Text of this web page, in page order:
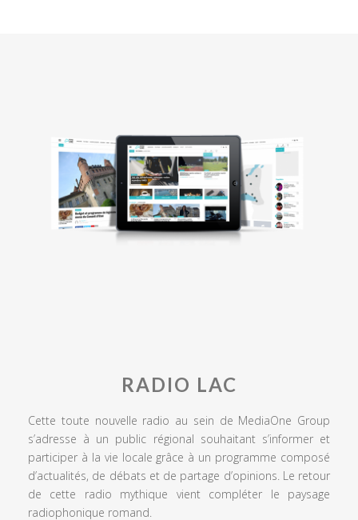
RADIO LAC
Cette toute nouvelle radio au sein de MediaOne Group
s’adresse à un public régional souhaitant s’informer et
participer à la vie locale grâce à un programme composé
d’actualités, de débats et de partage d’opinions. Le retour
de cette radio mythique vient compléter le paysage
radiophonique romand.